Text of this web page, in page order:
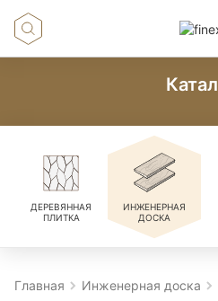
ДЕРЕВЯННАЯ
ПЛИТКА
ИНЖЕНЕРНАЯ
ДОСКА
Главная
Инженерная доска